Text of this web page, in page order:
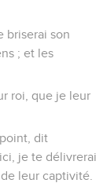
briserai son
; et les
roi, que je leur
dit
je te délivrerai
leur captivité.